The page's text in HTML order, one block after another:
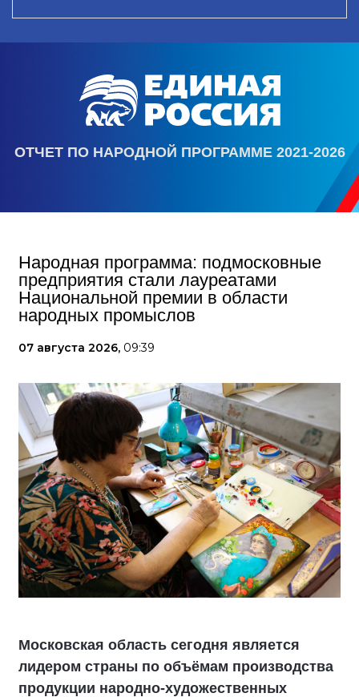
ОТЧЕТ ПО НАРОДНОЙ ПРОГРАММЕ 2021-2026
Народная программа: подмосковные
предприятия стали лауреатами
Национальной премии в области
народных промыслов
07 августа 2026, 09:39
Московская область сегодня является
лидером страны по объёмам производства
продукции народно-художественных